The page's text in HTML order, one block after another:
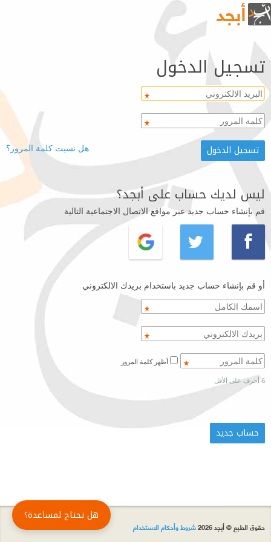
تسجيل الدخول
هل نسيت كلمة المرور؟
ليس لديك حساب على أبجد؟
قم بإنشاء حساب جديد عبر مواقع الاتصال الاجتماعية التالية
أو قم بإنشاء حساب جديد باستخدام بريدك الالكتروني
6 أحرف على الأقل
حقوق الطبع © أبجد 2026 شروط وأحكام الاستخدام
هل تحتاج لمساعدة؟